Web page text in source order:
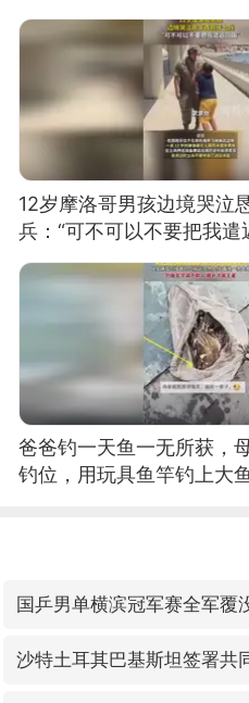
12岁摩洛哥男孩边境哭泣
兵：“可不可以不要把我遣
爸爸钓一天鱼一无所获，
钓位，用玩具鱼竿钓上大鱼
国乒男单横滨冠军赛全军覆
沙特土耳其巴基斯坦签署共